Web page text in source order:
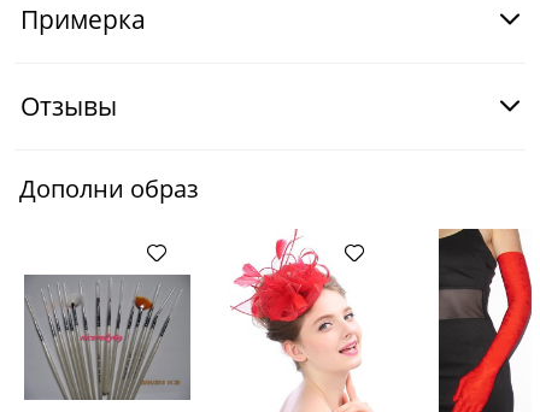
Примерка
Отзывы
Дополни образ